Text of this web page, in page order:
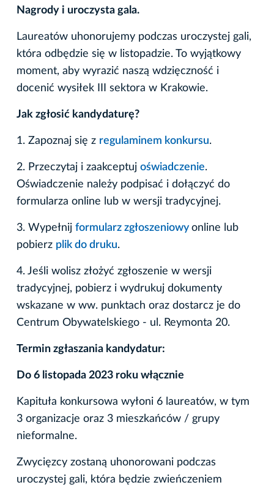
Nagrody i uroczysta gala.
Laureatów uhonorujemy podczas uroczystej gali,
która odbędzie się w listopadzie. To wyjątkowy
moment, aby wyrazić naszą wdzięczność i
docenić wysiłek III sektora w Krakowie.
Jak zgłosić kandydaturę?
1. Zapoznaj się z regulaminem konkursu.
2. Przeczytaj i zaakceptuj oświadczenie.
Oświadczenie należy podpisać i dołączyć do
formularza online lub w wersji tradycyjnej.
3. Wypełnij formularz zgłoszeniowy online lub
pobierz plik do druku.
4. Jeśli wolisz złożyć zgłoszenie w wersji
tradycyjnej, pobierz i wydrukuj dokumenty
wskazane w ww. punktach oraz dostarcz je do
Centrum Obywatelskiego - ul. Reymonta 20.
Termin zgłaszania kandydatur:
Do 6 listopada 2023 roku włącznie
Kapituła konkursowa wyłoni 6 laureatów, w tym
3 organizacje oraz 3 mieszkańców / grupy
nieformalne.
Zwycięzcy zostaną uhonorowani podczas
uroczystej gali, która będzie zwieńczeniem